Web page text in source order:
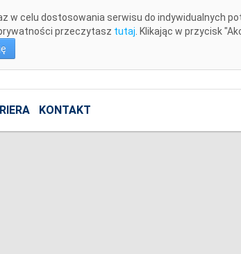
celu dostosowania serwisu do indywidualnych
przeczytasz tutaj . Klikając w przycisk
KONTAKT